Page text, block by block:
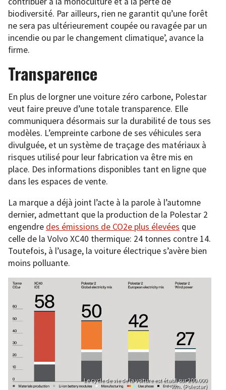
biodiversité. Par ailleurs, rien ne garantit qu’une forêt
ne sera pas ultérieurement coupée ou ravagée par un
incendie ou par le changement climatique’, avance la
firme.
Transparence
En plus de lorgner une voiture zéro carbone, Polestar
veut faire preuve d’une totale transparence. Elle
communiquera désormais sur la durabilité de tous ses
modèles. L’empreinte carbone de ses véhicules sera
divulguée, et un système de traçage des matériaux à
risques utilisé pour leur fabrication va être mis en
place. Des informations disponibles tant en ligne que
dans les espaces de vente.
La marque a déjà joint l’acte à la parole à l’automne
dernier, admettant que la production de la Polestar 2
engendre des émissions de CO2e plus élevées que
celle de la Volvo XC40 thermique: 24 tonnes contre 14.
Toutefois, à l’usage, la voiture électrique s’avère bien
moins polluante.
Le cycle de vie de la voiture est établi sur 200.000
km. (Polestar)